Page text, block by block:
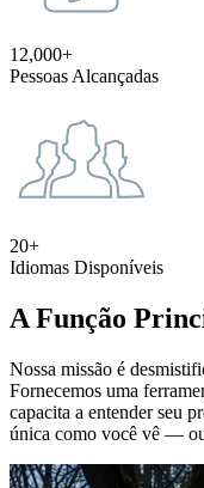
12,000+
Pessoas Alcançadas
20+
Idiomas Disponíveis
A Função
Nossa missão é
Fornecemos uma
capacita a entender seu
única como você vê —